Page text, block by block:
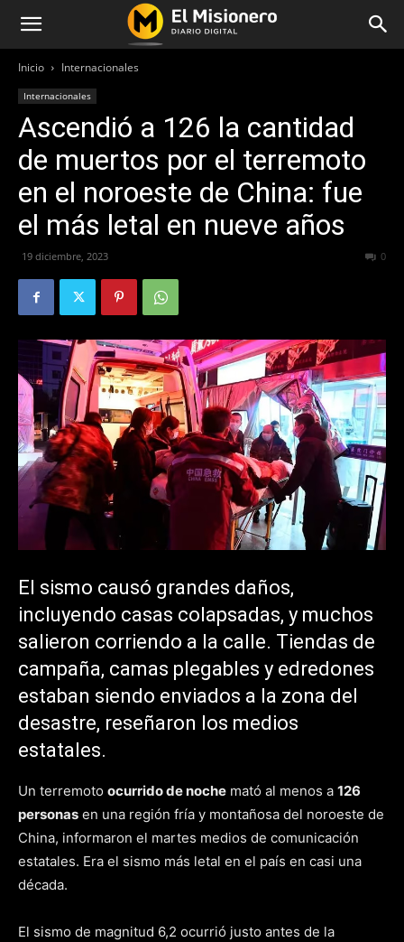
Inicio Internacionales
Internacionales
Ascendió a 126 la cantidad
de muertos por el terremoto
en el noroeste de China: fue
el más letal en nueve años
19 diciembre, 2023 0
El sismo causó grandes daños,
incluyendo casas colapsadas, y muchos
salieron corriendo a la calle. Tiendas de
campaña, camas plegables y edredones
estaban siendo enviados a la zona del
desastre, reseñaron los medios
estatales.
Un terremoto ocurrido de noche mató al menos a 126
personas en una región fría y montañosa del noroeste de
China, informaron el martes medios de comunicación
estatales. Era el sismo más letal en el país en casi una
década.
El sismo de magnitud 6,2 ocurrió justo antes de la